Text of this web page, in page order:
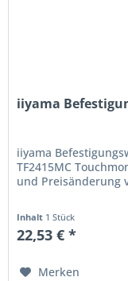
iiyama
iiyama
TF2415MC
und Preisänderung
Inhalt 1 Stück
22,53 € *
Merken